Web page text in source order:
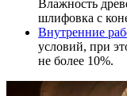
Влажность
шлифовка с
Внутренние
условий, при
не более 10%.